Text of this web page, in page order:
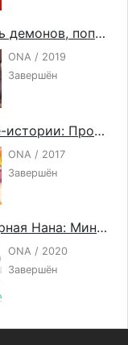
Король демонов, попытайтесь снова! Тиби
ONA / 2019
Завершён
Аниме-истории: Прошедший и наступающий года
ONA / 2017
Завершён
Бездарная Нана: Мини-аниме
ONA / 2020
Завершён